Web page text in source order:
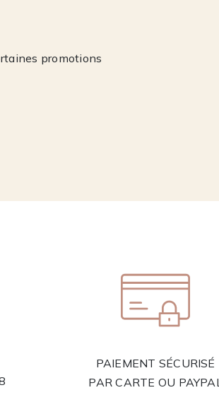
promotions
PAIEMENT SÉCURISÉ
PAR CARTE OU PAYPAL